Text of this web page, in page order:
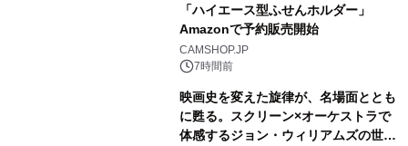
「ハイエース型ふせんホルダー」
Amazonで予約販売開始
CAMSHOP.JP
7時間前
映画史を変えた旋律が、名場面ととも
に甦る。スクリーン×オーケストラで
体感するジョン・ウィリアムズの世